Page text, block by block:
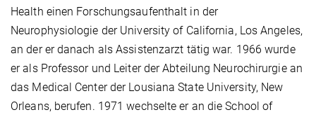
Health einen Forschungsaufenthalt in der
Neurophysiologie der University of California, Los Angeles,
an der er danach als Assistenzarzt tätig war. 1966 wurde
er als Professor und Leiter der Abteilung Neurochirurgie an
das Medical Center der Lousiana State University, New
Orleans, berufen. 1971 wechselte er an die School of